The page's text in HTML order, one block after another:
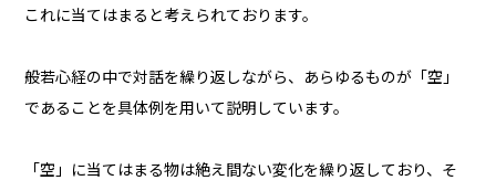
これに当てはまると考えられております。
般若心経の中で対話を繰り返しながら、あらゆるものが「空」
であることを具体例を用いて説明しています。
「空」に当てはまる物は絶え間ない変化を繰り返しており、そ